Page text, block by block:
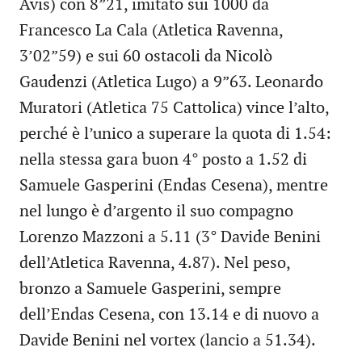
Avis) con 8”21, imitato sui 1000 da
Francesco La Cala (Atletica Ravenna,
3’02”59) e sui 60 ostacoli da Nicolò
Gaudenzi (Atletica Lugo) a 9”63. Leonardo
Muratori (Atletica 75 Cattolica) vince l’alto,
perché è l’unico a superare la quota di 1.54:
nella stessa gara buon 4° posto a 1.52 di
Samuele Gasperini (Endas Cesena), mentre
nel lungo è d’argento il suo compagno
Lorenzo Mazzoni a 5.11 (3° Davide Benini
dell’Atletica Ravenna, 4.87). Nel peso,
bronzo a Samuele Gasperini, sempre
dell’Endas Cesena, con 13.14 e di nuovo a
Davide Benini nel vortex (lancio a 51.34).